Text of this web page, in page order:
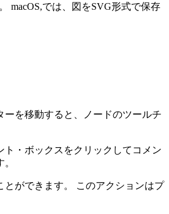
macOS,では、図をSVG形式で保存
を移動すると、ノードのツールチ
・ボックスをクリックしてコメン
ができます。 このアクションはプ